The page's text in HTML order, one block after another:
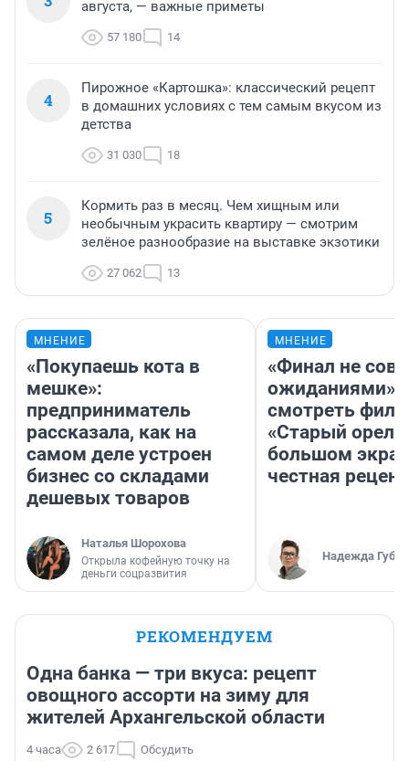
августа, — важные приметы
57 180 14
4
Пирожное «Картошка»: классический рецепт
в домашних условиях с тем самым вкусом из
детства
31 030 18
5
Кормить раз в месяц. Чем хищным или
необычным украсить квартиру — смотрим
зелёное разнообразие на выставке экзотики
27 062 13
МНЕНИЕ
«Покупаешь кота в
мешке»:
предприниматель
рассказала, как на
самом деле устроен
бизнес со складами
дешевых товаров
Наталья Шорохова
Открыла кофейную точку на
деньги соцразвития
МНЕНИЕ
«Финал не
ожиданиями»:
смотреть
«Старый орел»
большом
честная
Надежда
РЕКОМЕНДУЕМ
Одна банка — три вкуса: рецепт
овощного ассорти на зиму для
жителей Архангельской области
4 часа 2 617 Обсудить